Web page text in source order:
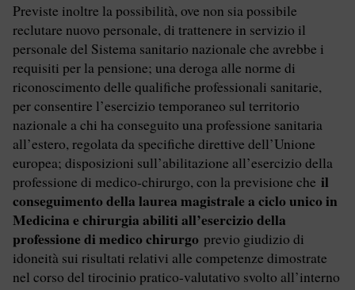
Previste inoltre la possibilità, ove non sia possibile
reclutare nuovo personale, di trattenere in servizio il
personale del Sistema sanitario nazionale che avrebbe i
requisiti per la pensione; una deroga alle norme di
riconoscimento delle qualifiche professionali sanitarie,
per consentire l’esercizio temporaneo sul territorio
nazionale a chi ha conseguito una professione sanitaria
all’estero, regolata da specifiche direttive dell’Unione
europea; disposizioni sull’abilitazione all’esercizio della
professione di medico-chirurgo, con la previsione che il
conseguimento della laurea magistrale a ciclo unico in
Medicina e chirurgia abiliti all’esercizio della
professione di medico chirurgo previo giudizio di
idoneità sui risultati relativi alle competenze dimostrate
nel corso del tirocinio pratico-valutativo svolto all’interno